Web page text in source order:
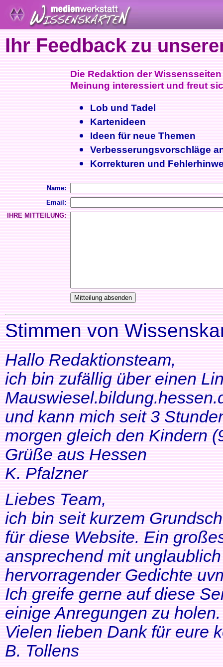
Ihr Feedback zu
Die Redaktion der
Meinung interessiert und freut
Lob und Tadel
Kartenideen
Ideen für neue Themen
Verbesserungsvorschläge
Korrekturen und
Name:
Email:
IHRE MITTEILUNG:
Stimmen von
Hallo Redaktionsteam,
ich bin zufällig über einen
und kann mich seit 3
morgen gleich den Kindern
Grüße aus Hessen
K. Pfalzner
Liebes Team,
ich bin seit kurzem
für diese Website. Ein
ansprechend mit
hervorragender Gedichte
Ich greife gerne auf diese
einige Anregungen zu
Vielen lieben Dank für eure
B. Tollens